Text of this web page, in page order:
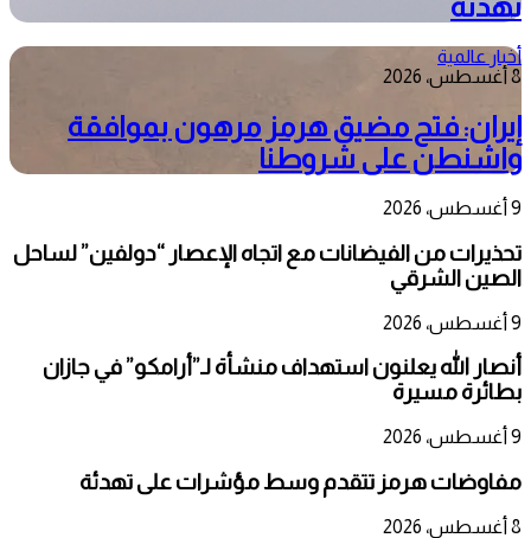
تهدئة
أخبار عالمية
8 أغسطس، 2026
إيران: فتح مضيق هرمز مرهون بموافقة
واشنطن على شروطنا
9 أغسطس، 2026
تحذيرات من الفيضانات مع اتجاه الإعصار “دولفين” لساحل
الصين الشرقي
9 أغسطس، 2026
أنصار الله يعلنون استهداف منشأة لـ”أرامكو” في جازان
بطائرة مسيرة
9 أغسطس، 2026
مفاوضات هرمز تتقدم وسط مؤشرات على تهدئة
8 أغسطس، 2026